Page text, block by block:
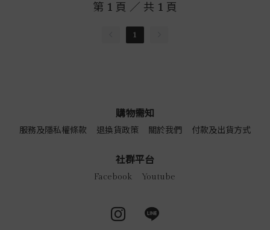
第 1 頁 ／ 共 1 頁
1
購物需知
服務及隱私權條款 退換貨政策 關於我們 付款及出貨方式
社群平台
Facebook Youtube
Instagram page
Line page